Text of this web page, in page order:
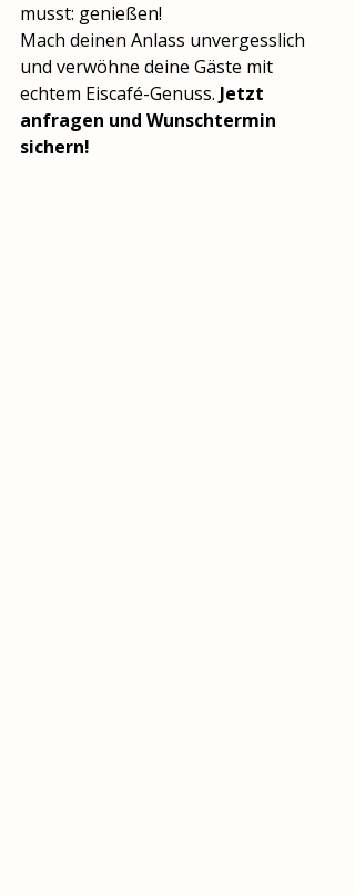
musst: genießen!
Mach deinen Anlass unvergesslich
und verwöhne deine Gäste mit
echtem Eiscafé-Genuss. Jetzt
anfragen und Wunschtermin
sichern!